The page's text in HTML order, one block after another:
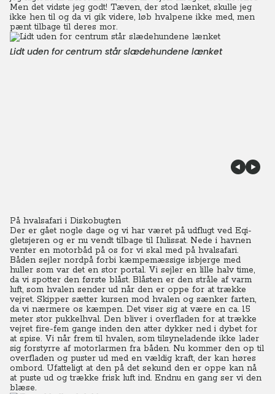
Men det vidste jeg godt! Tæven, der stod lænket, skulle jeg
ikke hen til og da vi gik videre, løb hvalpene ikke med, men
pænt tilbage til deres mor.
Lidt uden for centrum står slædehundene lænket
På hvalsafari i Diskobugten
Der er gået nogle dage og vi har været på udflugt ved Eqi-
gletsjeren og er nu vendt tilbage til Ilulissat. Nede i havnen
venter en motorbåd på os for vi skal med på hvalsafari.
Båden sejler nordpå forbi kæmpemæssige isbjerge med
huller som var det en stor portal. Vi sejler en lille halv time,
da vi spotter den første blåst. Blåsten er den stråle af varm
luft, som hvalen sender ud når den er oppe for at trække
vejret. Skipper sætter kursen mod hvalen og sænker farten,
da vi nærmere os kæmpen. Det viser sig at være en ca. 15
meter stor pukkelhval. Den bliver i overfladen for at trække
vejret fire-fem gange inden den atter dykker ned i dybet for
at spise. Vi når frem til hvalen, som tilsyneladende ikke lader
sig forstyrre af motorlarmen fra båden. Nu kommer den op til
overfladen og puster ud med en vældig kraft, der kan høres
ombord. Ufatteligt at den på det sekund den er oppe kan nå
at puste ud og trække frisk luft ind. Endnu en gang ser vi den
blæse.